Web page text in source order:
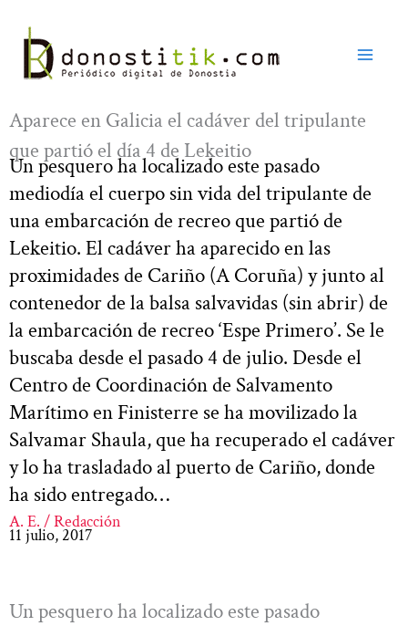
contenido
Aparece en Galicia el cadáver del tripulante
que partió el día 4 de Lekeitio
Un pesquero ha localizado este pasado
mediodía el cuerpo sin vida del tripulante de
una embarcación de recreo que partió de
Lekeitio. El cadáver ha aparecido en las
proximidades de Cariño (A Coruña) y junto al
contenedor de la balsa salvavidas (sin abrir) de
la embarcación de recreo ‘Espe Primero’. Se le
buscaba desde el pasado 4 de julio. Desde el
Centro de Coordinación de Salvamento
Marítimo en Finisterre se ha movilizado la
Salvamar Shaula, que ha recuperado el cadáver
y lo ha trasladado al puerto de Cariño, donde
ha sido entregado…
A. E. / Redacción
11 julio, 2017
Un pesquero ha localizado este pasado